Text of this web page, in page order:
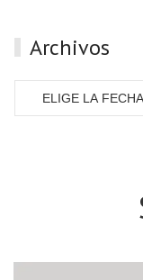
Archivos
ELIGE LA FECHA